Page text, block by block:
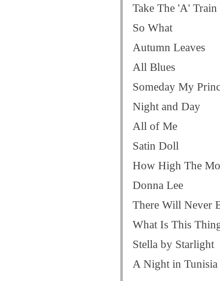
Take The 'A' Train
So What
Autumn Leaves
All Blues
Someday My
Night and Day
All of Me
Satin Doll
How High The
Donna Lee
There Will Never
What Is This
Stella by Starlight
A Night in